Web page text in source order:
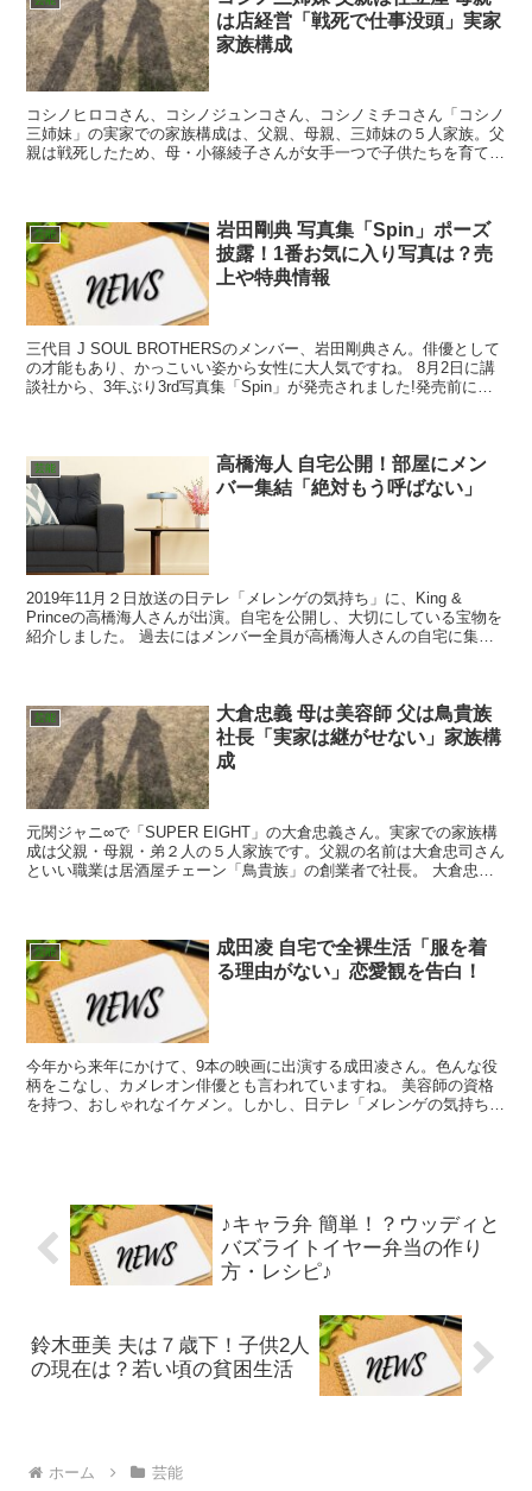
は店経営「戦死で仕事没頭」実家
家族構成
コシノヒロコさん、コシノジュンコさん、コシノミチコさん「コシノ
三姉妹」の実家での家族構成は、父親、母親、三姉妹の５人家族。父
親は戦死したため、母・小篠綾子さんが女手一つで子供たちを育て
芸能
岩田剛典 写真集「Spin」ポーズ
披露！1番お気に入り写真は？売
上や特典情報
三代目 J SOUL BROTHERSのメンバー、岩田剛典さん。俳優として
の才能もあり、かっこいい姿から女性に大人気ですね。 8月2日に講
談社から、3年ぶり3rd写真集「Spin」が発売されました!発売前に予
芸能
高橋海人 自宅公開！部屋にメン
バー集結「絶対もう呼ばない」
2019年11月２日放送の日テレ「メレンゲの気持ち」に、King &
Princeの高橋海人さんが出演。自宅を公開し、大切にしている宝物を
紹介しました。 過去にはメンバー全員が高橋海人さんの自宅に集
芸能
大倉忠義 母は美容師 父は鳥貴族
社長「実家は継がせない」家族構
成
元関ジャニ∞で「SUPER EIGHT」の大倉忠義さん。実家での家族構
成は父親・母親・弟２人の５人家族です。父親の名前は大倉忠司さん
といい職業は居酒屋チェーン「鳥貴族」の創業者で社長。 大倉忠義
芸能
成田凌 自宅で全裸生活「服を着
る理由がない」恋愛観を告白！
今年から来年にかけて、9本の映画に出演する成田凌さん。色んな役
柄をこなし、カメレオン俳優とも言われていますね。 美容師の資格
を持つ、おしゃれなイケメン。しかし、日テレ「メレンゲの気持ち」
♪キャラ弁 簡単！？ウッディと
バズライトイヤー弁当の作り
方・レシピ♪
鈴木亜美 夫は７歳下！子供2人
の現在は？若い頃の貧困生活
ホーム 芸能